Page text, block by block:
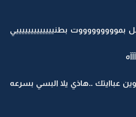
بموووووووووت بطنيييييييييييييي
عباايتك ..هاذي يلا البسي بسرعه